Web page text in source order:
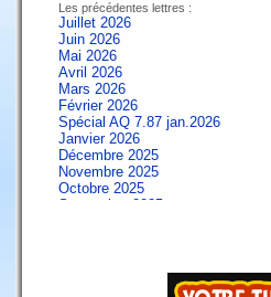
Les précédentes lettres :
Juillet 2026
Juin 2026
Mai 2026
Avril 2026
Mars 2026
Février 2026
Spécial AQ 7.87 jan.2026
Janvier 2026
Décembre 2025
Novembre 2025
Octobre 2025
Septembre 2025